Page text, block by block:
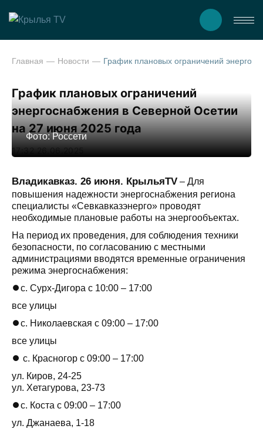
Главная Новости
График плановых ограничений
энергоснабжения в Северной Осетии
на 27 июня 2025 года
17:32 26.06.2025
Фото: Россети
Владикавказ. 26 июня. КрыльяTV – Для
повышения надежности энергоснабжения региона
специалисты «Севкавказэнерго» проводят
необходимые плановые работы на энергообъектах.
На период их проведения, для соблюдения техники
безопасности, по согласованию с местными
администрациями вводятся временные ограничения
режима энергоснабжения:
⏺с. Сурх-Дигора с 10:00 – 17:00
все улицы
⏺с. Николаевская с 09:00 – 17:00
все улицы
⏺ с. Красногор с 09:00 – 17:00
ул. Киров, 24-25
ул. Хетагурова, 23-73
⏺с. Коста с 09:00 – 17:00
ул. Джанаева, 1-18